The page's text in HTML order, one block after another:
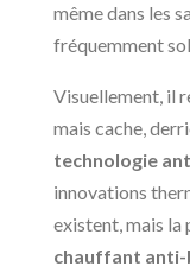
même dans les
fréquemment
Visuellement, il
mais cache,
technologie
innovations
existent, mais la
chauffant anti-